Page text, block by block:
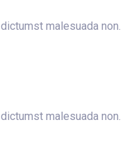
malesuada non.
malesuada non.